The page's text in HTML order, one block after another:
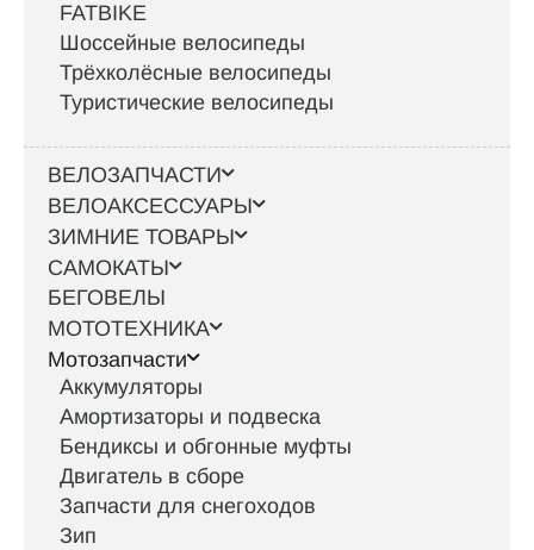
FATBIKE
Шоссейные велосипеды
Трёхколёсные велосипеды
Туристические велосипеды
ВЕЛОЗАПЧАСТИ
ВЕЛОАКСЕССУАРЫ
ЗИМНИЕ ТОВАРЫ
САМОКАТЫ
БЕГОВЕЛЫ
МОТОТЕХНИКА
Мотозапчасти
Аккумуляторы
Амортизаторы и подвеска
Бендиксы и обгонные муфты
Двигатель в сборе
Запчасти для снегоходов
Зип